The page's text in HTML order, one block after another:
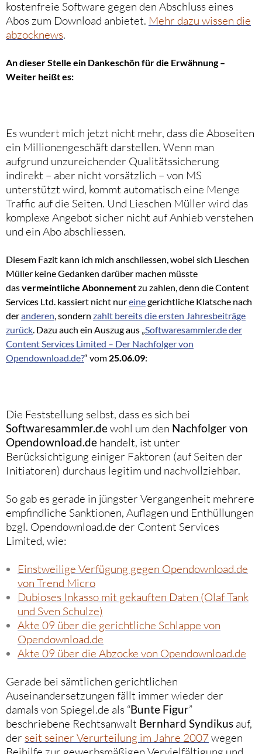
kostenfreie Software gegen den Abschluss eines
Abos zum Download anbietet. Mehr dazu wissen die
abzocknews.
An dieser Stelle ein Dankeschön für die Erwähnung –
Weiter heißt es:
Es wundert mich jetzt nicht mehr, dass die Aboseiten
ein Millionengeschäft darstellen. Wenn man
aufgrund unzureichender Qualitätssicherung
indirekt – aber nicht vorsätzlich – von MS
unterstützt wird, kommt automatisch eine Menge
Traffic auf die Seiten. Und Lieschen Müller wird das
komplexe Angebot sicher nicht auf Anhieb verstehen
und ein Abo abschliessen.
Diesem Fazit kann ich mich anschliessen, wobei sich Lieschen
Müller keine Gedanken darüber machen müsste
dasvermeintliche Abonnementzu zahlen, denn die Content
Services Ltd. kassiert nicht nureinegerichtliche Klatsche nach
deranderen, sondern zahlt bereits die ersten Jahresbeiträge
zurück. Dazu auch ein Auszug aus „Softwaresammler.de der
Content Services Limited – Der Nachfolger von
Opendownload.de?“ vom 25.06.09:
Die Feststellung selbst, dass es sich bei
Softwaresammler.dewohl um den Nachfolger von
Opendownload.de handelt, ist unter
Berücksichtigung einiger Faktoren (auf Seiten der
Initiatoren) durchaus legitim und nachvollziehbar.
So gab es gerade in jüngster Vergangenheit mehrere
empfindliche Sanktionen, Auflagen und Enthüllungen
bzgl. Opendownload.de der Content Services
Limited, wie:
Einstweilige Verfügung gegen Opendownload.de
von Trend Micro
Dubioses Inkasso mit gekauften Daten (Olaf Tank
und Sven Schulze)
Akte 09 über die gerichtliche Schlappe von
Opendownload.de
Akte 09 über die Abzocke von Opendownload.de
Gerade bei sämtlichen gerichtlichen
Auseinandersetzungen fällt immer wieder der
damals von Spiegel.de als “Bunte Figur”
beschriebene Rechtsanwalt Bernhard Syndikus auf,
der seit seiner Verurteilung im Jahre 2007wegen